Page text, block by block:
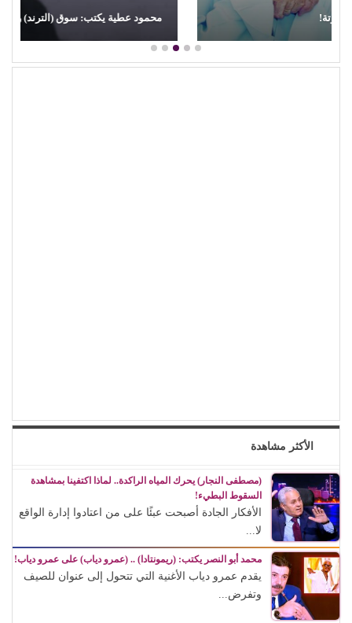
محمود عطية يكتب: سوق (الترند) واللحم الرخيص!
الأكثر مشاهدة
(مصطفى النجار) يحرك المياه الراكدة.. لماذا اكتفينا بمشاهدة
السقوط البطيء!
الأفكار الجادة أصبحت عبئًا على من اعتادوا إدارة الواقع
لا...
محمد أبو النصر يكتب: (ريمونتادا) .. (عمرو دياب) على عمرو دياب!
يقدم عمرو دياب الأغنية التي تتحول إلى عنوان للصيف
وتفرض...